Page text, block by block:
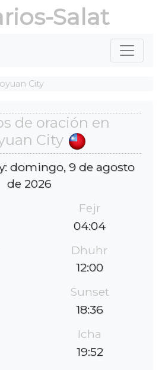
Salat
City
de oración en
City
domingo, 9 de agosto
de 2026
Fejr
04:04
Dhuhr
12:00
Sunset
18:36
Icha
19:52